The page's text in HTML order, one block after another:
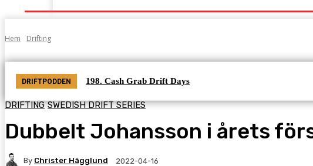
Hem Drifting
DRIFTPODDEN 198. Cash Grab Drift Days
DRIFTING SWEDISH DRIFT SERIES
Dubbelt Johansson i årets
By Christer Hägglund 2022-04-16